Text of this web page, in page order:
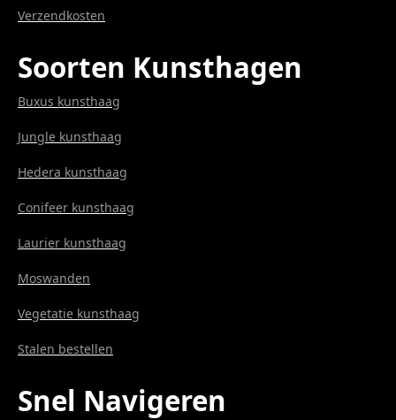
Verzendkosten
Soorten Kunsthagen
Buxus kunsthaag
Jungle kunsthaag
Hedera kunsthaag
Conifeer kunsthaag
Laurier kunsthaag
Moswanden
Vegetatie kunsthaag
Stalen bestellen
Snel Navigeren